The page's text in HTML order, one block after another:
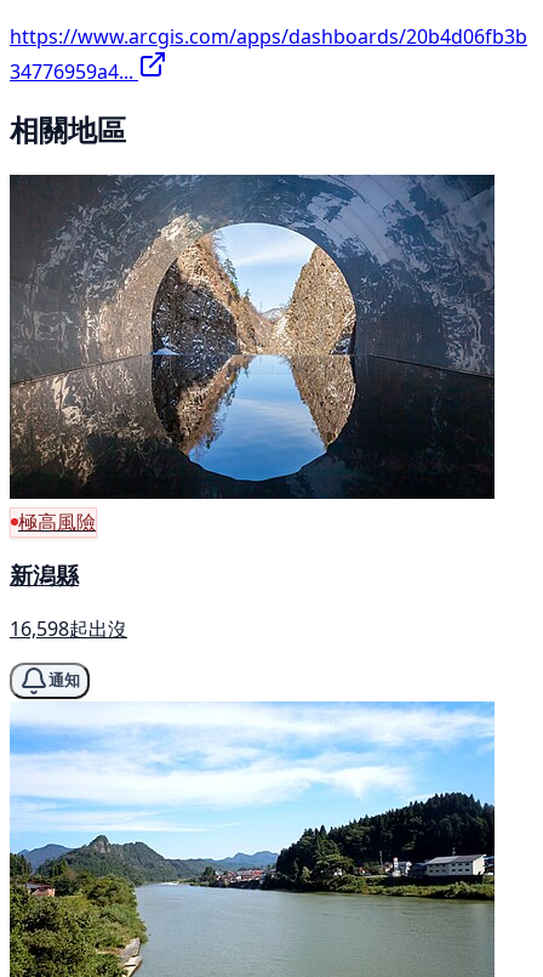
https://www.arcgis.com/apps/dashboards/20b4d06fb3b
34776959a4...
相關地區
極高風險
新潟縣
16,598起出沒
通知